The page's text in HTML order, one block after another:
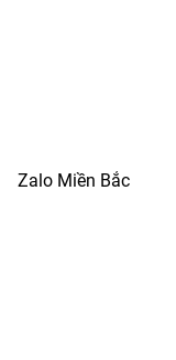
Zalo Miền Bắc